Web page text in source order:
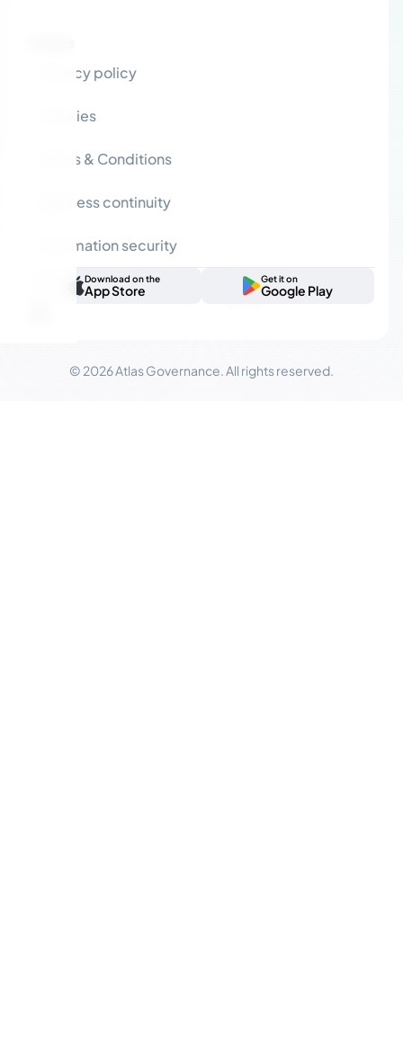
Privacy policy
Cookies
Terms & Conditions
Business continuity
Information security
Download on the
App Store
Get it on
Google Play
© 2026 Atlas Governance. All rights reserved.